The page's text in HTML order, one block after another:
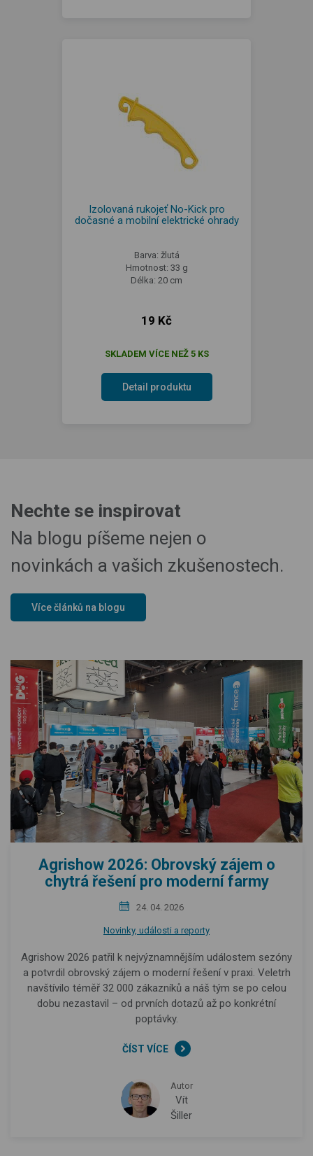
Izolovaná rukojeť No-Kick pro
dočasné a mobilní elektrické ohrady
Barva: žlutá
Hmotnost: 33 g
Délka: 20 cm
19 Kč
SKLADEM VÍCE NEŽ 5 KS
Detail produktu
Nechte se inspirovat
Na blogu píšeme nejen o
novinkách a vašich zkušenostech.
Více článků na blogu
Agrishow 2026: Obrovský zájem o
chytrá řešení pro moderní farmy
24. 04. 2026
Novinky, události a reporty
Agrishow 2026 patřil k nejvýznamnějším událostem sezóny
a potvrdil obrovský zájem o moderní řešení v praxi. Veletrh
navštívilo téměř 32 000 zákazníků a náš tým se po celou
dobu nezastavil – od prvních dotazů až po konkrétní
poptávky.
ČÍST VÍCE
Autor
Vít
Šiller